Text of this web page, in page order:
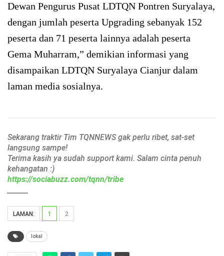
Dewan Pengurus Pusat LDTQN Pontren Suryalaya,
dengan jumlah peserta Upgrading sebanyak 152
peserta dan 71 peserta lainnya adalah peserta
Gema Muharram,” demikian informasi yang
disampaikan LDTQN Suryalaya Cianjur dalam
laman media sosialnya.
Sekarang traktir Tim TQNNEWS gak perlu ribet, sat-set
langsung sampe!
Terima kasih ya sudah support kami. Salam cinta penuh
kehangatan :)
https://sociabuzz.com/tqnn/tribe
LAMAN: 1 2
lokal